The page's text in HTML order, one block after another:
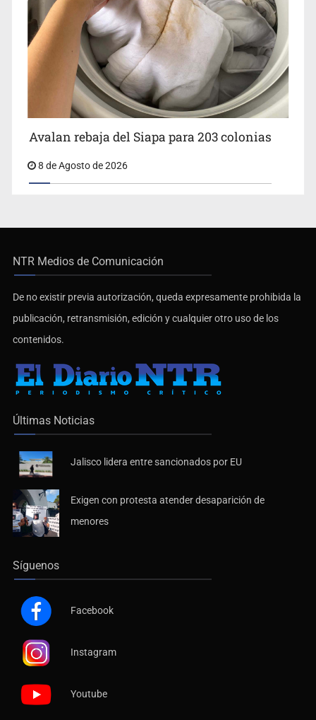
Avalan rebaja del Siapa para 203 colonias
8 de Agosto de 2026
NTR Medios de Comunicación
De no existir previa autorización, queda expresamente prohibida la
publicación, retransmisión, edición y cualquier otro uso de los
contenidos.
Últimas Noticias
Jalisco lidera entre sancionados por EU
Exigen con protesta atender desaparición de
menores
Síguenos
Facebook
Instagram
Youtube